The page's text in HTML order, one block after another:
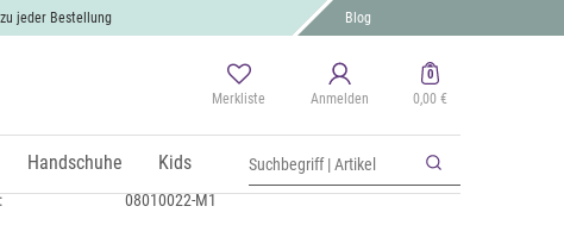
jeder Bestellung Blog
Merkliste Anmelden
0
0,00 €
Handschuhe Kids
mit Ethno Muster
inkl. MwSt., zzgl.Versand
08010022-M1